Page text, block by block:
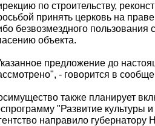
по строительству,
принять церковь на
безвозмездного
объекта.
предложение до
- говорится в
также планирует
"Развитие культуры
направило губернатору